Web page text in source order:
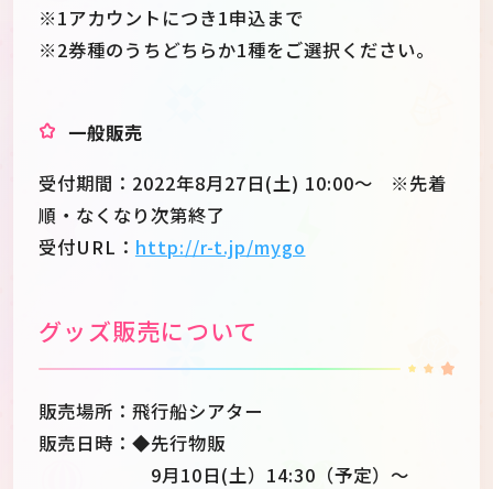
※1アカウントにつき1申込まで
※2券種のうちどちらか1種をご選択ください。
一般販売
受付期間：2022年8月27日(土) 10:00～ ※先着
順・なくなり次第終了
受付URL： http://r-t.jp/mygo
グッズ販売について
販売場所：飛行船シアター
販売日時：◆先行物販
9月10日(土）14:30（予定）～